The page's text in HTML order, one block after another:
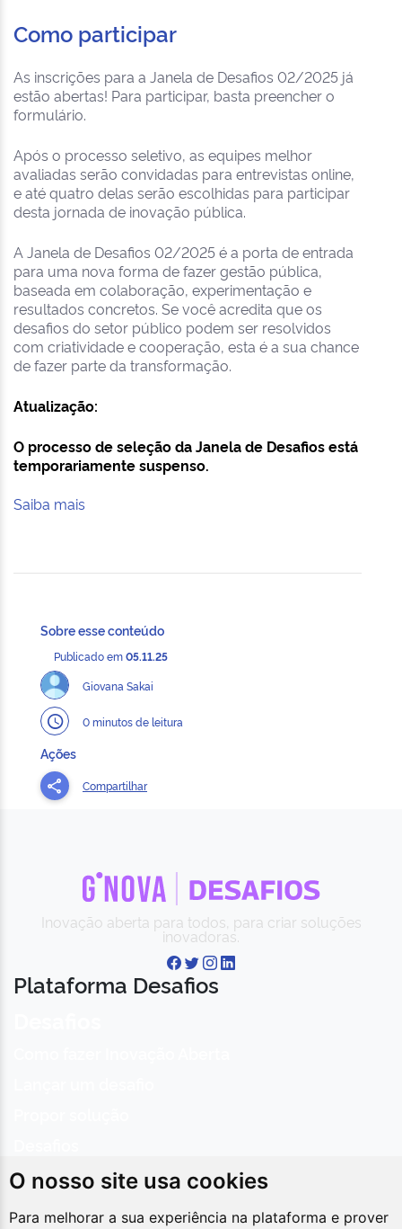
O nosso site usa cookies
Para melhorar a sua experiência na plataforma e prover
Como participar
As inscrições para a Janela de Desafios 02/2025 já
estão abertas! Para participar, basta preencher o
formulário.
Após o processo seletivo, as equipes melhor
avaliadas serão convidadas para entrevistas online,
e até quatro delas serão escolhidas para participar
desta jornada de inovação pública.
A Janela de Desafios 02/2025 é a porta de entrada
para uma nova forma de fazer gestão pública,
baseada em colaboração, experimentação e
resultados concretos. Se você acredita que os
desafios do setor público podem ser resolvidos
com criatividade e cooperação, esta é a sua chance
de fazer parte da transformação.
Atualização:
O processo de seleção da Janela de Desafios está
temporariamente suspenso.
Saiba mais
Sobre esse conteúdo
Publicado em05.11.25
Giovana Sakai
0 minutos de leitura
Ações
Compartilhar
Inovação aberta para todos, para criar soluções
inovadoras.
Plataforma Desafios
Sobre
Inovações